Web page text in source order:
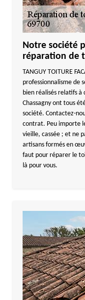
Notre société
réparation de
TANGUY TOITURE
professionnalisme de
bien réalisés relatifs
Chassagny ont tous
société. Contactez-
contrat. Peu importe
vieille, cassée ; et ne
artisans formés en
faut pour réparer le
là pour vous.